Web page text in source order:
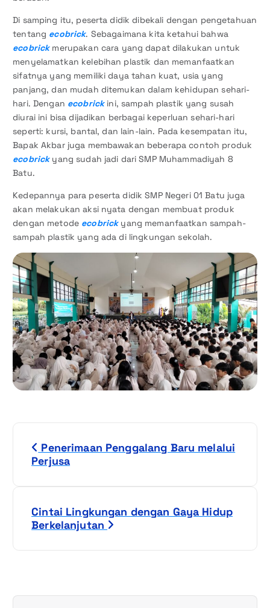
Di samping itu, peserta didik dibekali dengan pengetahuan
tentang ecobrick. Sebagaimana kita ketahui bahwa
ecobrick merupakan cara yang dapat dilakukan untuk
menyelamatkan kelebihan plastik dan memanfaatkan
sifatnya yang memiliki daya tahan kuat, usia yang
panjang, dan mudah ditemukan dalam kehidupan sehari-
hari. Dengan ecobrickini, sampah plastik yang susah
diurai ini bisa dijadikan berbagai keperluan sehari-hari
seperti: kursi, bantal, dan lain-lain. Pada kesempatan itu,
Bapak Akbar juga membawakan beberapa contoh produk
ecobrick yang sudah jadi dari SMP Muhammadiyah 8
Batu.
Kedepannya para peserta didik SMP Negeri 01 Batu juga
akan melakukan aksi nyata dengan membuat produk
dengan metode ecobrickyang memanfaatkan sampah-
sampah plastik yang ada di lingkungan sekolah.
s
Penerimaan Penggalang Baru melalui
Perjusa
Cintai Lingkungan dengan Gaya Hidup
Berkelanjutan